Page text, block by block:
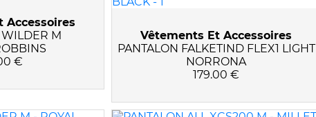
Accessoires
WILDER M
€
Vêtements Et Accessoires
PANTALON FALKETIND FLEX1 LIGHT
NORRONA
179.00 €